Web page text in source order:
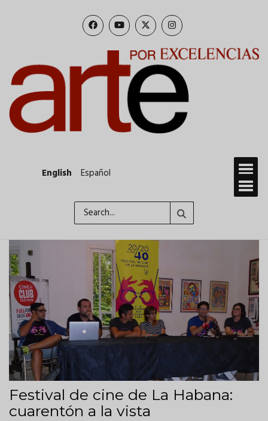
English Español
Festival de cine de La Habana:
cuarentón a la vista